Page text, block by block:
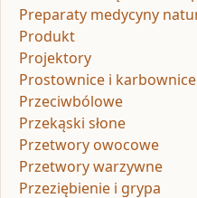
Preparaty medycyny
Produkt
Projektory
Prostownice i karbownice
Przeciwbólowe
Przekąski słone
Przetwory owocowe
Przetwory warzywne
Przeziębienie i grypa